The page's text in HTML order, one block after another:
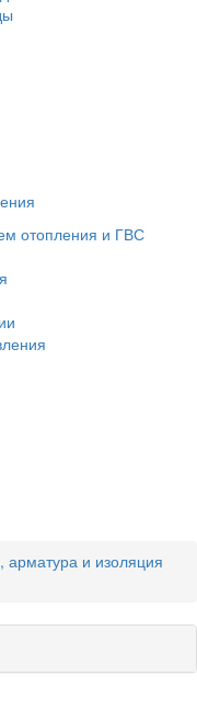
отопления и ГВС
арматура и изоляция